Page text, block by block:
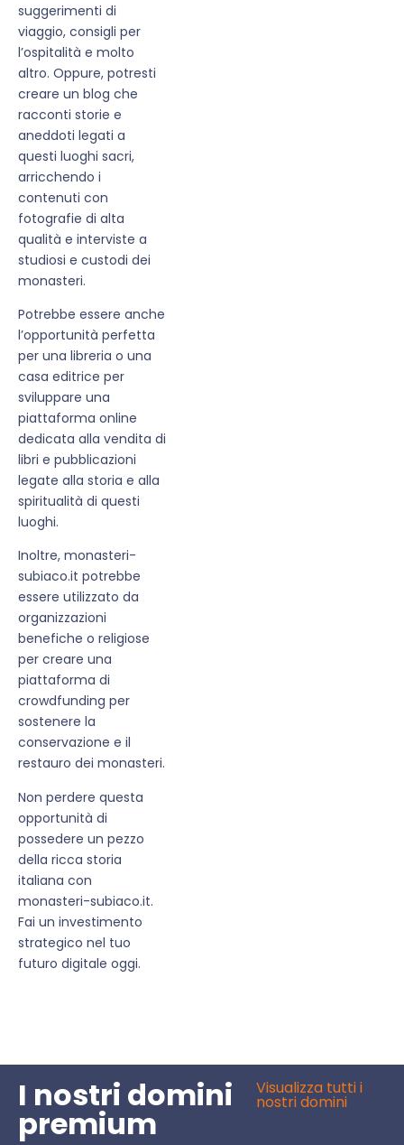
suggerimenti di
viaggio, consigli per
l’ospitalità e molto
altro. Oppure, potresti
creare un blog che
racconti storie e
aneddoti legati a
questi luoghi sacri,
arricchendo i
contenuti con
fotografie di alta
qualità e interviste a
studiosi e custodi dei
monasteri.
Potrebbe essere anche
l’opportunità perfetta
per una libreria o una
casa editrice per
sviluppare una
piattaforma online
dedicata alla vendita di
libri e pubblicazioni
legate alla storia e alla
spiritualità di questi
luoghi.
Inoltre, monasteri-
subiaco.it potrebbe
essere utilizzato da
organizzazioni
benefiche o religiose
per creare una
piattaforma di
crowdfunding per
sostenere la
conservazione e il
restauro dei monasteri.
Non perdere questa
opportunità di
possedere un pezzo
della ricca storia
italiana con
monasteri-subiaco.it.
Fai un investimento
strategico nel tuo
futuro digitale oggi.
I nostri domini
premium
Visualizza tutti i
nostri domini